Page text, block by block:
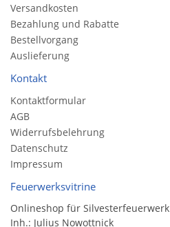
Versandkosten
Bezahlung und Rabatte
Bestellvorgang
Auslieferung
Kontakt
Kontaktformular
AGB
Widerrufsbelehrung
Datenschutz
Impressum
Feuerwerksvitrine
Onlineshop für Silvesterfeuerwerk
Inh.: Julius Nowottnick